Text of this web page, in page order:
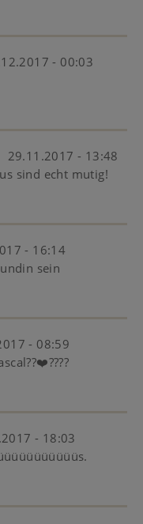
- 00:03
29.11.2017 - 13:48
sind echt mutig!
- 16:14
sein
- 08:59
- 18:03